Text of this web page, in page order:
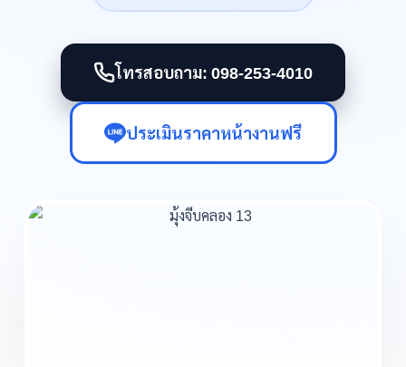
โทรสอบถาม: 098-253-4010
ประเมินราคาหน้างานฟรี